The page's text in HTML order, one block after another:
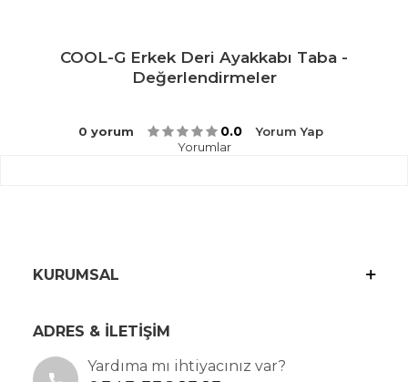
COOL-G Erkek Deri Ayakkabı Taba -
Değerlendirmeler
0 yorum 0.0
Yorum Yap
Yorumlar
KURUMSAL
ADRES & İLETİŞİM
Yardıma mı ihtiyacınız var?